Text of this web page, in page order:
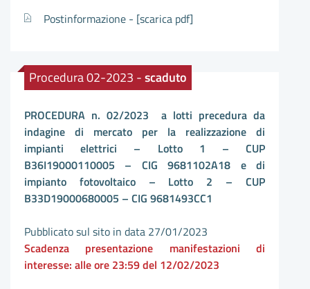
Postinformazione - [scarica pdf]
Procedura 02-2023 -scaduto
PROCEDURA n. 02/2023 a lotti precedura da
indagine di mercato per la realizzazione di
impianti elettrici – Lotto 1 – CUP
B36I19000110005 – CIG 9681102A18 e di
impianto fotovoltaico – Lotto 2 – CUP
B33D19000680005 – CIG 9681493CC1
Pubblicato sul sito in data 27/01/2023
Scadenza presentazione manifestazioni di
interesse: alle ore 23:59 del 12/02/2023